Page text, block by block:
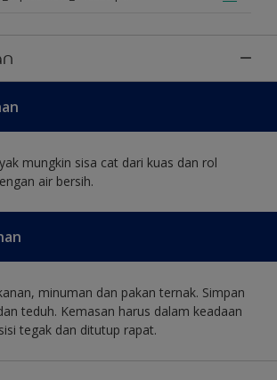
mungkin sisa cat dari kuas dan rol
air bersih.
minuman dan pakan ternak. Simpan
teduh. Kemasan harus dalam keadaan
tegak dan ditutup rapat.